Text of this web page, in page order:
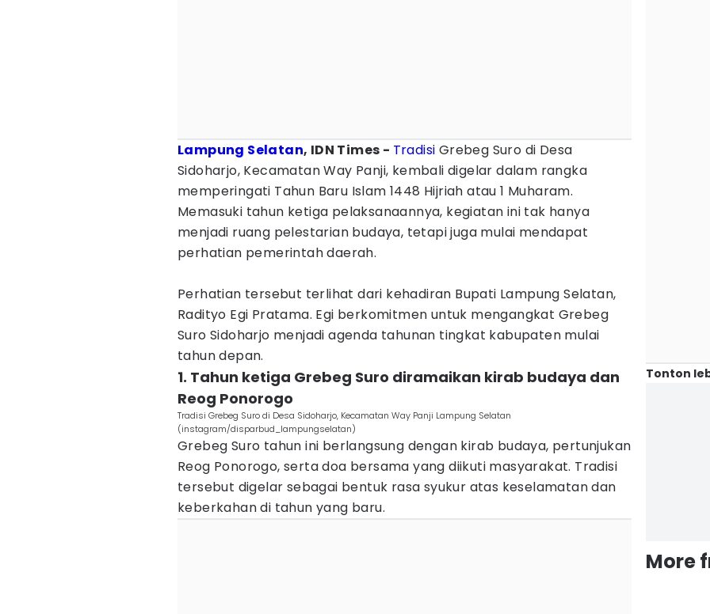
Lampung Selatan, IDN Times - Tradisi Grebeg Suro di Desa
Sidoharjo, Kecamatan Way Panji, kembali digelar dalam rangka
memperingati Tahun Baru Islam 1448 Hijriah atau 1 Muharam.
Memasuki tahun ketiga pelaksanaannya, kegiatan ini tak hanya
menjadi ruang pelestarian budaya, tetapi juga mulai mendapat
perhatian pemerintah daerah.
Perhatian tersebut terlihat dari kehadiran Bupati Lampung Selatan,
Radityo Egi Pratama. Egi berkomitmen untuk mengangkat Grebeg
Suro Sidoharjo menjadi agenda tahunan tingkat kabupaten mulai
tahun depan.
1. Tahun ketiga Grebeg Suro diramaikan kirab budaya dan
Reog Ponorogo
Tradisi Grebeg Suro di Desa Sidoharjo, Kecamatan Way Panji Lampung Selatan
(instagram/disparbud_lampungselatan)
Grebeg Suro tahun ini berlangsung dengan kirab budaya, pertunjukan
Reog Ponorogo, serta doa bersama yang diikuti masyarakat. Tradisi
tersebut digelar sebagai bentuk rasa syukur atas keselamatan dan
keberkahan di tahun yang baru.
Tonton
More